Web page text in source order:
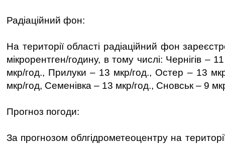
Радіаційний фон:
На території області радіаційний фон
мікрорентген/годину, в тому числі: Чернігів –
мкр/год., Прилуки – 13 мкр/год., Остер – 13
мкр/год, Семенівка – 13 мкр/год., Сновськ – 9
Прогноз погоди:
За прогнозом облгідрометеоцентру на